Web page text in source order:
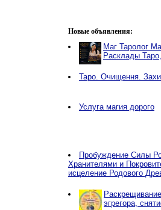
Новые объявления:
Маг Таролог
Расклады
Таро. Очищення.
Услуга магия дорого
Пробуждение Силы
Хранителями и
исцеление Родового
эгрегора,